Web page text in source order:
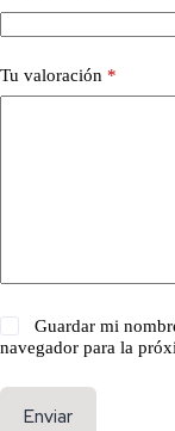
Tu valoración *
Guardar mi
navegador para la
Enviar